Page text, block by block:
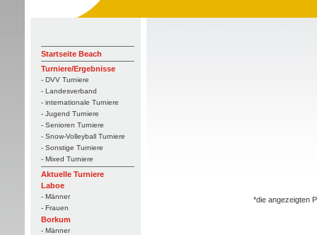
Startseite Beach
Turniere/Ergebnisse
- DVV Turniere
- Landesverband
- internationale Turniere
- Jugend Turniere
- Senioren Turniere
- Snow-Volleyball Turniere
- Sonstige Turniere
- Mixed Turniere
Aktuelle Turniere
Laboe
- Männer
- Frauen
Borkum
- Männer
*die angezeigten